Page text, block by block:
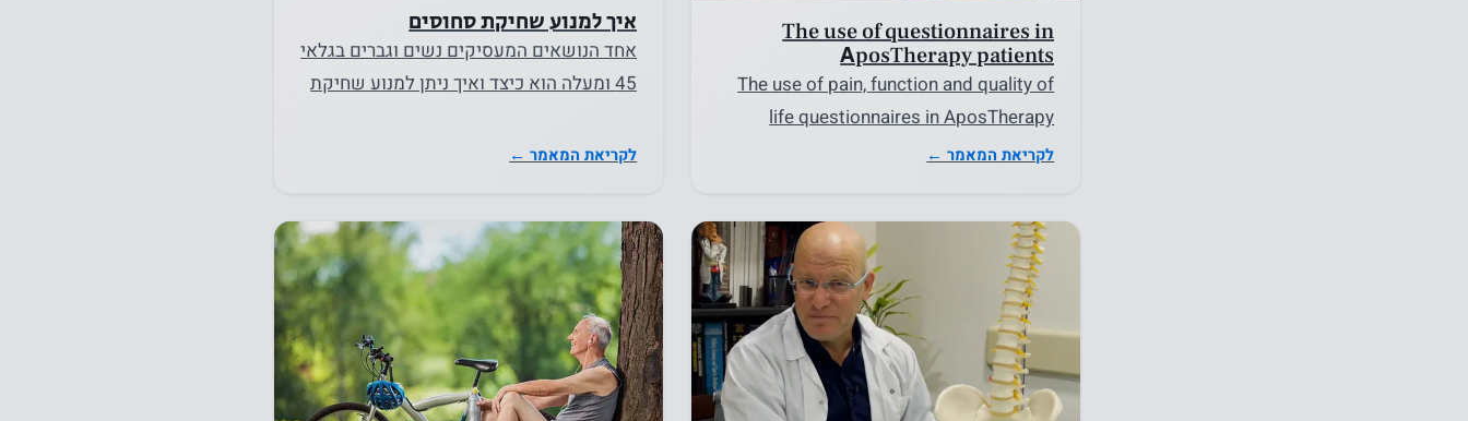
The use of questionnaires in
AposTherapy patients
The use of pain, function and quality of
life questionnaires in AposTherapy
לקריאת המאמר ←
איך למנוע שחיקת סחוסים
אחד הנושאים המעסיקים נשים וגברים בגלאי
45 ומעלה הוא כיצד ואיך ניתן למנוע שחיקת
לקריאת המאמר ←
נחוץ
עוגיות אלו
אינן
אופציונליות.
הם נחוצים
כדי שהאתר